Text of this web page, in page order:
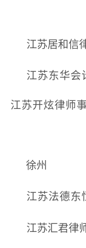
江苏居和信
江苏东华会
江苏开炫律师
徐州
江苏法德东
江苏汇君律